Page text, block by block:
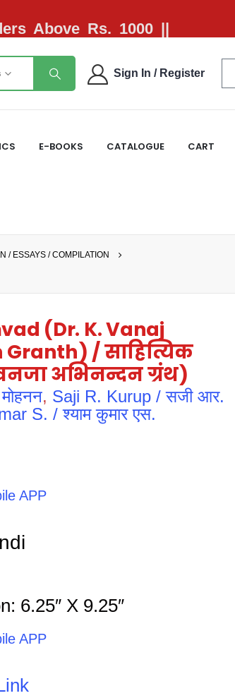
Above Rs. 1000 ||
Sign In / Register
E-BOOKS CATALOGUE CART
/ ESSAYS / COMPILATION
(Dr. K. Vanaj
/ साहित्यिक
अभिनन्दन ग्रंथ)
, Saji R. Kurup / सजी आर.
S. / श्याम कुमार एस.
APP
6.25″ X 9.25″
APP